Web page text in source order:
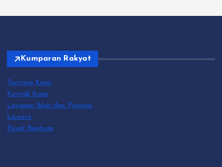
Kumparan Rakyat
Tentang Kami
Kontak Kami
Layanan Iklan dan Promosi
Licence
Pusat Bantuan